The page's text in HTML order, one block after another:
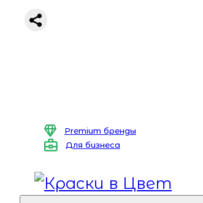
Premium бренды
Для бизнеса